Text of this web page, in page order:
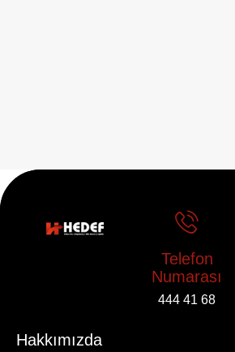
Telefon
Numarası
444 41 68
Hakkımızda